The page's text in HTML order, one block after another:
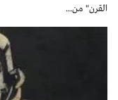
القرن" من...